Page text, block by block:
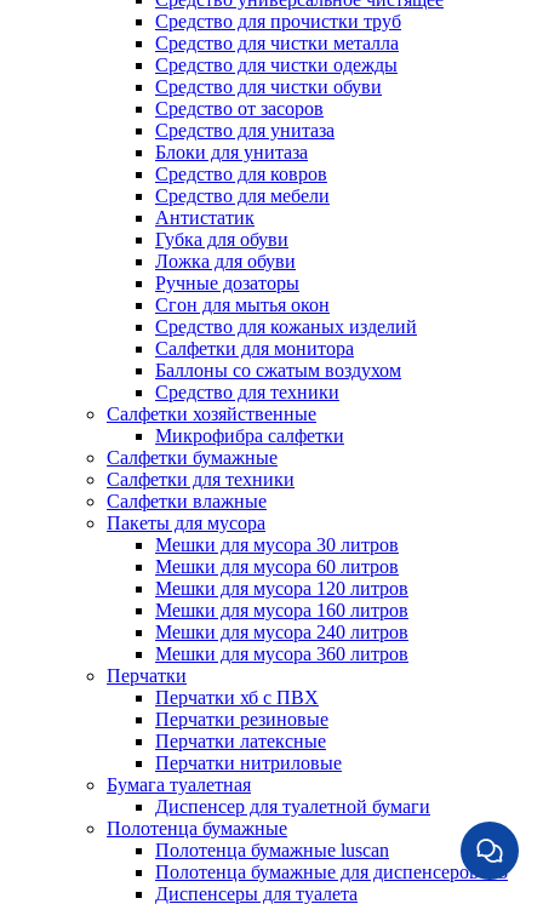
Средство для прочистки труб
Средство для чистки металла
Средство для чистки одежды
Средство для чистки обуви
Средство от засоров
Средство для унитаза
Блоки для унитаза
Средство для ковров
Средство для мебели
Антистатик
Губка для обуви
Ложка для обуви
Ручные дозаторы
Сгон для мытья окон
Средство для кожаных изделий
Салфетки для монитора
Баллоны со сжатым воздухом
Средство для техники
Салфетки хозяйственные
Микрофибра салфетки
Салфетки бумажные
Салфетки для техники
Салфетки влажные
Пакеты для мусора
Мешки для мусора 30 литров
Мешки для мусора 60 литров
Мешки для мусора 120 литров
Мешки для мусора 160 литров
Мешки для мусора 240 литров
Мешки для мусора 360 литров
Перчатки
Перчатки хб с ПВХ
Перчатки резиновые
Перчатки латексные
Перчатки нитриловые
Бумага туалетная
Диспенсер для туалетной бумаги
Полотенца бумажные
Полотенца бумажные luscan
Полотенца бумажные для диспенсеров H3
Диспенсеры для туалета